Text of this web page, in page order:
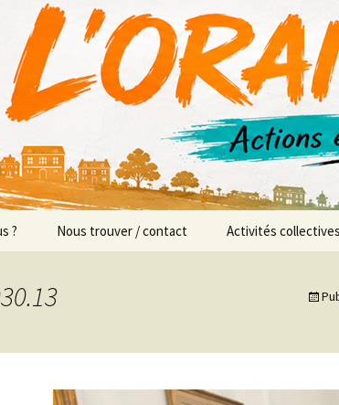
AMO
Ouvert
? Nous trouver / contact Activités collectives